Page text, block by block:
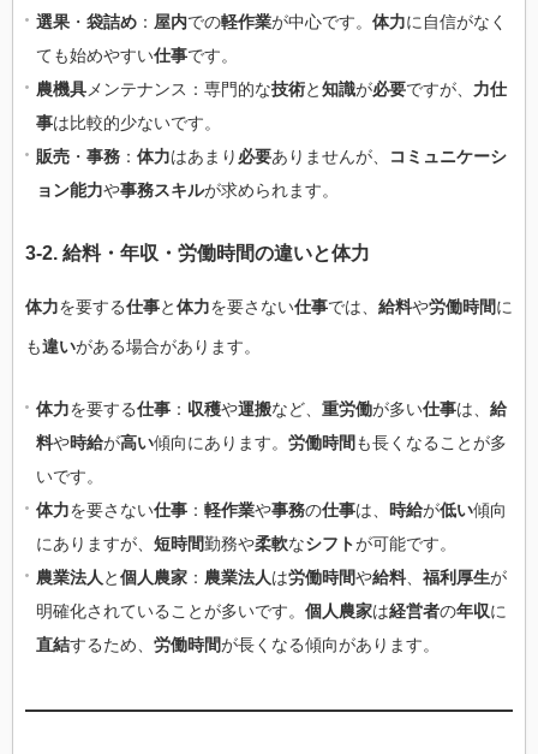
選果 ・ 袋詰め ： 屋内での軽作業が中心です。 体力に自信がなく
ても始めやすい仕事です。
農機具メンテナンス：専門的な技術と知識が必要ですが、 力仕
事は比較的少ないです。
販売 ・ 事務 ： 体力はあまり 必要ありませんが、
コミュニケーシ
ョン能力や事務スキルが求められます。
3-2. 給料・ 年収 ・ 労働時間の違いと体力
体力を要する仕事と体力を要さない仕事では、 給料や労働時間に
も違いがある場合があります。
体力を要する仕事 ： 収穫や運搬など、 重労働が多い仕事は、 給
料や時給が高い傾向にあります。 労働時間 も長くなることが多
いです。
体力を要さない仕事 ： 軽作業や事務の仕事は、 時給が低い傾向
にありますが、 短時間勤務や柔軟なシフトが可能です。
農業法人 と個人農家 ： 農業法人は労働時間や給料 福利厚生が
明確化されていることが多いです。 個人農家は経営者の年収に
直結するため、 労働時間が長くなる傾向があります。